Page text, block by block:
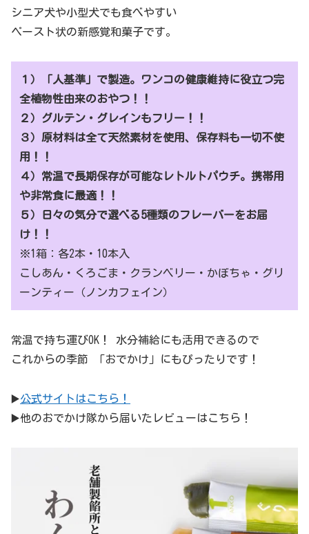
シニア犬や小型犬でも食べやすい
ペースト状の新感覚和菓子です。
１）「人基準」で製造。ワンコの健康維持に役立つ完
全植物性由来のおやつ！！
２）グルテン・グレインもフリー！！
３）原材料は全て天然素材を使用、保存料も一切不使
用！！
４）常温で長期保存が可能なレトルトパウチ。携帯用
や非常食に最適！！
５）日々の気分で選べる5種類のフレーバーをお届
け！！
※1箱：各2本・10本入
こしあん・くろごま・クランベリー・かぼちゃ・グリ
ーンティー（ノンカフェイン）
常温で持ち運びOK！ 水分補給にも活用できるので
これからの季節 「おでかけ」にもぴったりです！
▶️公式サイトはこちら！
▶️他のおでかけ隊から届いたレビューはこちら！